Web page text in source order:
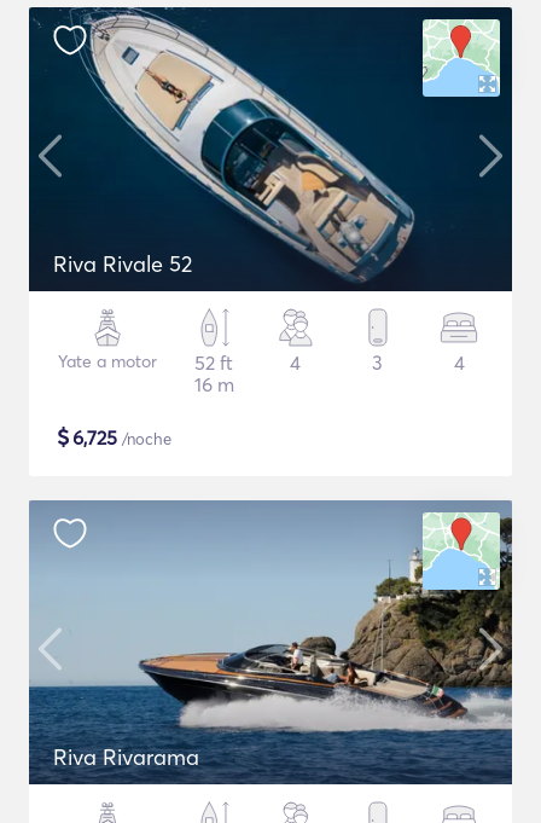
Riva Rivale 52
Yate a motor
52 ft
16 m
4 3 4
$6,725 /noche
Riva Rivarama